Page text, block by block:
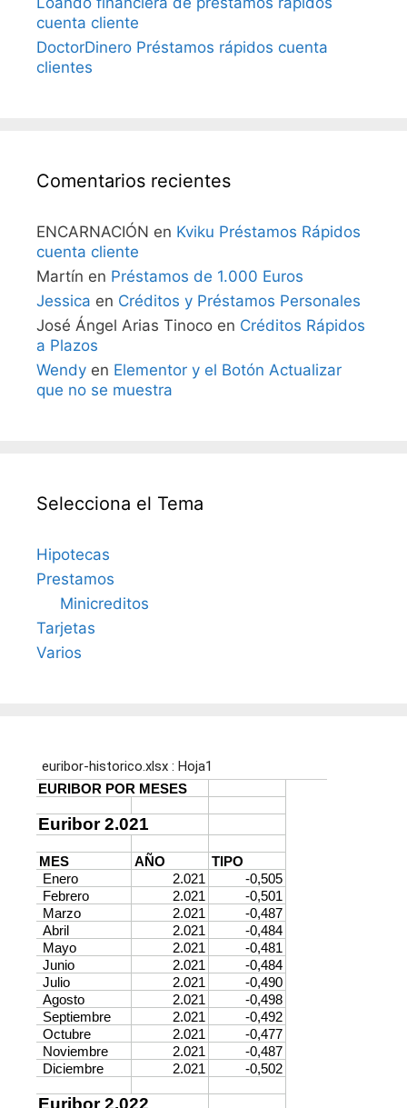
cuenta cliente
DoctorDinero Préstamos rápidos cuenta
clientes
Comentarios recientes
ENCARNACIÓN en Kviku Préstamos Rápidos
cuenta cliente
Martín en Préstamos de 1.000 Euros
Jessica en Créditos y Préstamos Personales
José Ángel Arias Tinoco en Créditos Rápidos
a Plazos
Wendy en Elementor y el Botón Actualizar
que no se muestra
Selecciona el Tema
Hipotecas
Prestamos
Minicreditos
Tarjetas
Varios